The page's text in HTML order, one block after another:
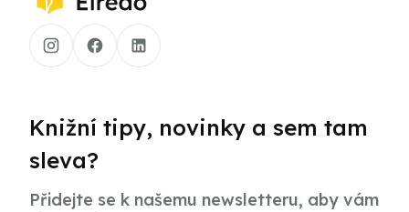
Knižní tipy, novinky a sem tam
sleva?
Přidejte se k našemu newsletteru, aby vám